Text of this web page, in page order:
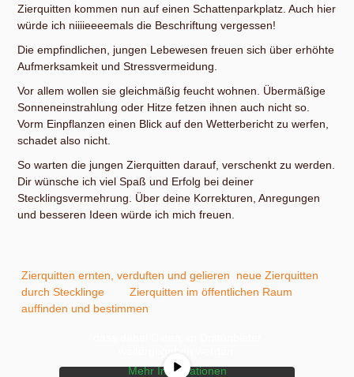
Zierquitten kommen nun auf einen Schattenparkplatz. Auch hier
würde ich niiiieeeemals die Beschriftung vergessen!
Die empfindlichen, jungen Lebewesen freuen sich über erhöhte
Aufmerksamkeit und Stressvermeidung.
Vor allem wollen sie gleichmäßig feucht wohnen. Übermäßige
Sonneneinstrahlung oder Hitze fetzen ihnen auch nicht so.
Vorm Einpflanzen einen Blick auf den Wetterbericht zu werfen,
schadet also nicht.
So warten die jungen Zierquitten darauf, verschenkt zu werden.
Dir wünsche ich viel Spaß und Erfolg bei deiner
Stecklingsvermehrung. Über deine Korrekturen, Anregungen
und besseren Ideen würde ich mich freuen.
Zierquitten ernten, verduften und gelieren
neue Zierquitten
durch Stecklinge undZierquitten im öffentlichen Raum
auffinden und bestimmen
Sie sehen gerade einen Platzhalterinhalt
vonYouTube. Um auf den eigentlichen
Inhalt zuzugreifen, klicken Sie auf die
Mehr Informationen